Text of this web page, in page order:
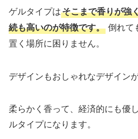
ゲルタイプはそこまで香りが強
続も高いのが特徴です。倒れて
置く場所に困りません。
デザインもおしゃれなデザイン
柔らかく香って、経済的にも優
ルタイプになります。